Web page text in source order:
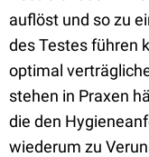
auflöst und so zu
des Testes führen
optimal
stehen in Praxen
die den
wiederum zu